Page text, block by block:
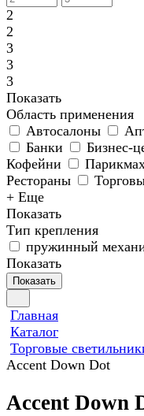
2
2
3
3
3
Показать
Область применения
Автосалоны
Банки
Бизнес-
Кофейни
Рестораны
+ Еще
Показать
Тип крепления
пружинный
Показать
Показать
Главная
Каталог
Торговые
Accent Down Dot
Accent Down